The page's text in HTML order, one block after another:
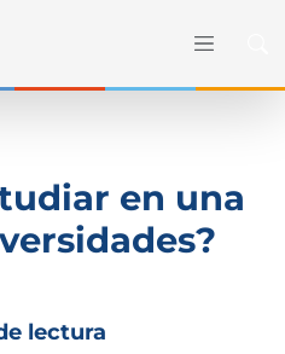
en una
lectura